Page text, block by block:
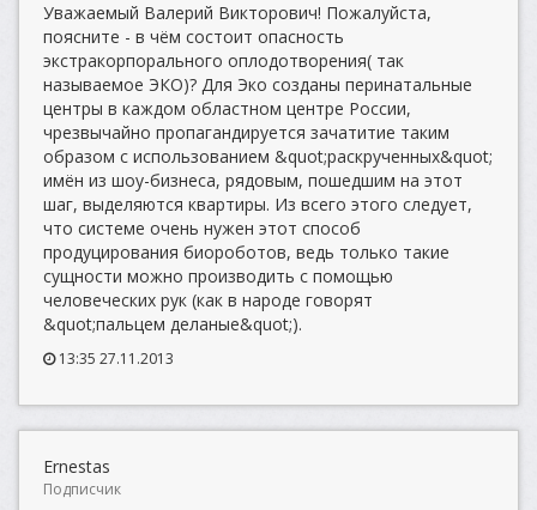
Уважаемый Валерий Викторович! Пожалуйста,
поясните - в чём состоит опасность
экстракорпорального оплодотворения( так
называемое ЭКО)? Для Эко созданы перинатальные
центры в каждом областном центре России,
чрезвычайно пропагандируется зачатитие таким
образом с использованием &quot;раскрученных&quot;
имён из шоу-бизнеса, рядовым, пошедшим на этот
шаг, выделяются квартиры. Из всего этого следует,
что системе очень нужен этот способ
продуцирования биороботов, ведь только такие
сущности можно производить с помощью
человеческих рук (как в народе говорят
&quot;пальцем деланые&quot;).
13:35 27.11.2013
Ernestas
Подписчик